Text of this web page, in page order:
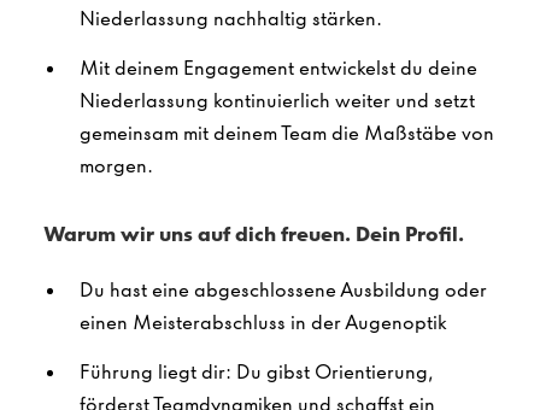
Niederlassung nachhaltig stärken.
Mit deinem Engagement entwickelst du deine
Niederlassung kontinuierlich weiter und setzt
gemeinsam mit deinem Team die Maßstäbe von
morgen.
Warum wir uns auf dich freuen. Dein Profil.
Du hast eine abgeschlossene Ausbildung oder
einen Meisterabschluss in der Augenoptik
Führung liegt dir: Du gibst Orientierung,
förderst Teamdynamiken und schaffst ein